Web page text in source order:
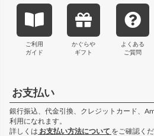
ご利用
ガイド
かぐらや
ギフト
よくある
ご質問
お支払い
銀行振込、代金引換、クレジットカード、
利用になれます。
詳しくは お支払い方法について をご確認くだ